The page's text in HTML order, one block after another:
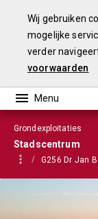
Wij gebruiken
mogelijke
verder
voorwaarden
Grondexploitaties
Stadscentrum
G256 Dr Jan